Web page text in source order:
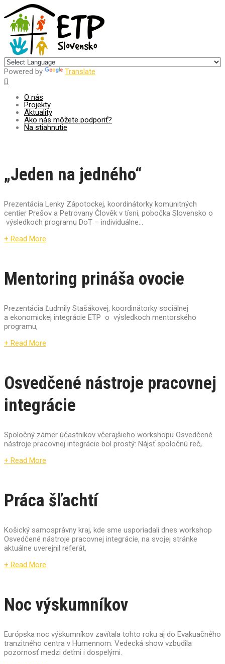
Powered by Translate
O nás
Projekty
Aktuality
Ako nás môžete podporiť?
Na stiahnutie
„Jeden na jedného“
Prezentácia Lenky Zápotockej, koordinátorky komunitných
centier Prešov a Petrovany Člověk v tísni, pobočka Slovensko o
výsledkoch programu DoT – individuálne...
+ Read More
Mentoring prináša ovocie
Prezentácia Ľudmily Stašákovej, koordinátorky sociálnej
a ekonomickej integrácie ETP o výsledkoch mentorského
programu,
+ Read More
Osvedčené nástroje pracovnej
integrácie
Spoločný zámer účastníkov včerajšieho workshopu Osvedčené
nástroje pracovnej integrácie bol prostý: Nájsť spoločnú reč,
+ Read More
Práca šľachtí
Košický samosprávny kraj, kde sme usporiadali dnes workshop
Osvedčené nástroje pracovnej integrácie, na svojej stránke
aktuálne uverejnil referát,
+ Read More
Noc výskumníkov
Európska noc výskumníkov zavítala tohto roku aj do Evakuačného
tranzitného centra v Humennom. Vedecká show vzbudila
pozornosť medzi deťmi i dospelými.